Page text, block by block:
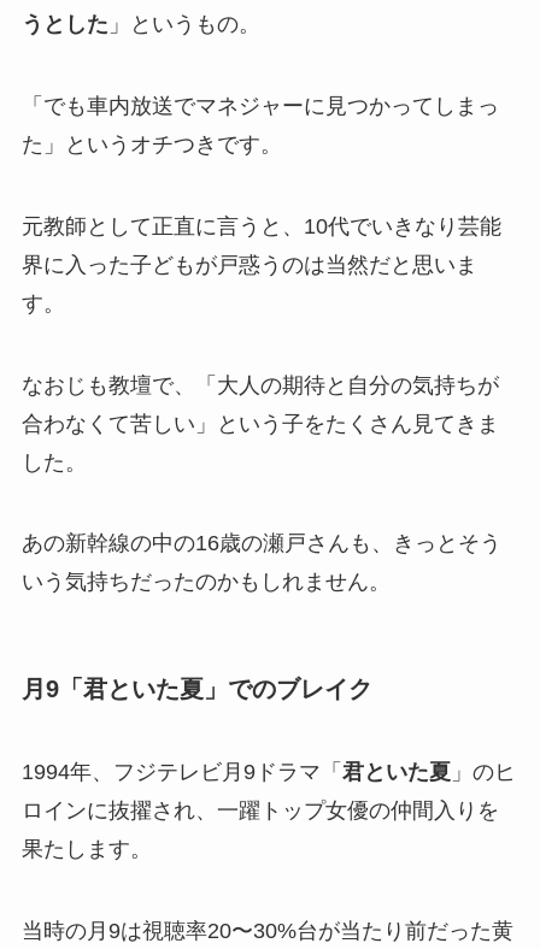
うとした 」というもの。
「でも車内放送でマネジャーに見つかってしまっ
た」というオチつきです。
元教師として正直に言うと、10代でいきなり芸能
界に入った子どもが戸惑うのは当然だと思いま
す。
なおじも教壇で、「大人の期待と自分の気持ちが
合わなくて苦しい」という子をたくさん見てきま
した。
あの新幹線の中の16歳の瀬戸さんも、きっとそう
いう気持ちだったのかもしれません。
月9「君といた夏」でのブレイク
1994年、フジテレビ月9ドラマ「 君といた夏 」のヒ
ロインに抜擢され、一躍トップ女優の仲間入りを
果たします。
当時の月9は視聴率20〜30%台が当たり前だった黄